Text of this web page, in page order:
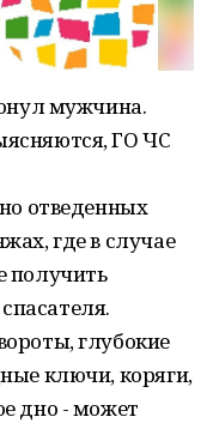
мужчина.
ГО ЧС
отведенных
где в случае
получить
глубокие
ключи, коряги,
дно - может